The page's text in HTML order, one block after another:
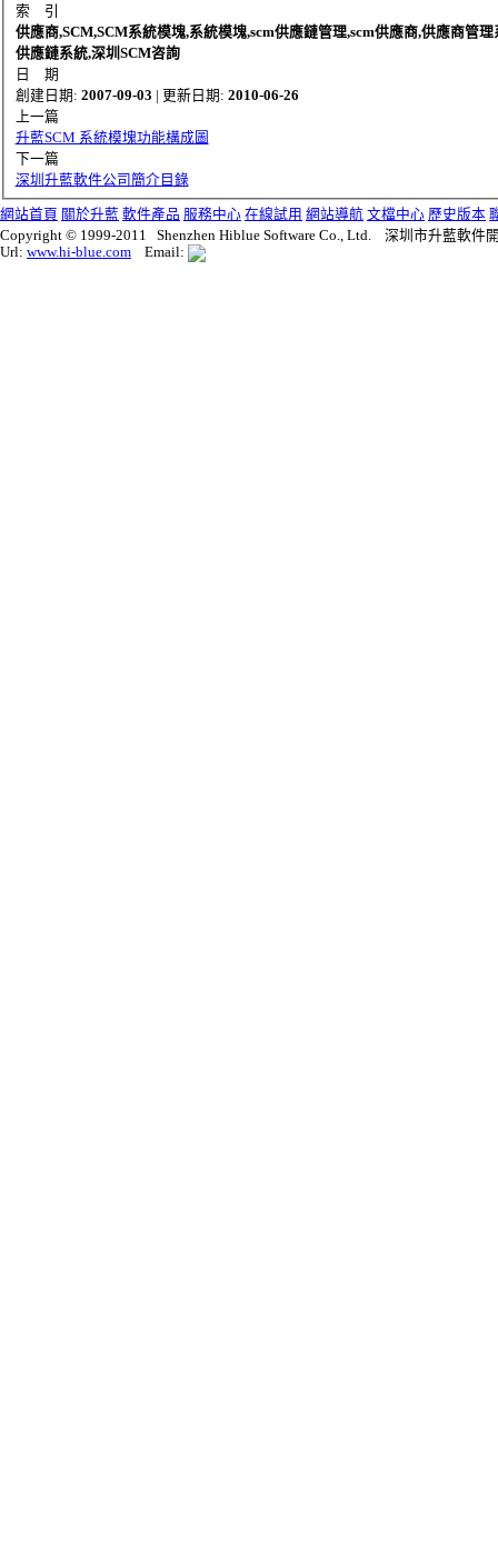
索 引
供應商,SCM,SCM系統模塊,系統模塊,scm供應鏈管理,scm供應商,供應商管理
供應鏈系統,深圳SCM咨詢
日 期
創建日期: 2007-09-03 | 更新日期: 2010-06-26
上一篇
升藍SCM 系統模塊功能構成圖
下一篇
深圳升藍軟件公司簡介目錄
網站首頁 關於升藍 軟件產品 服務中心 在線試用 網站導航 文檔中心 歷史版本
Copyright © 1999-2011 Shenzhen Hiblue Software Co., Ltd. 深圳市升藍軟件
Url: www.hi-blue.com Email: